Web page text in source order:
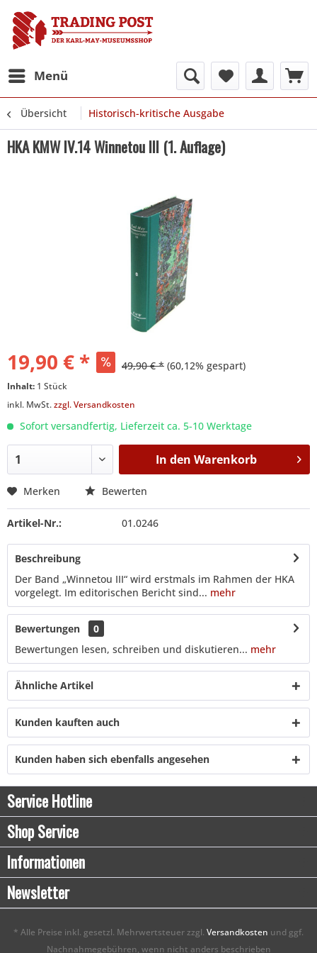
Menü
Übersicht Historisch-kritische Ausgabe
HKA KMW IV.14 Winnetou III (1. Auflage)
19,90 € * 49,90 € * (60,12% gespart)
Inhalt: 1 Stück
inkl. MwSt.zzgl. Versandkosten
Sofort versandfertig, Lieferzeit ca. 5-10 Werktage
In den Warenkorb
Merken Bewerten
Artikel-Nr.: 01.0246
Beschreibung
Der Band „Winnetou III“ wird erstmals im Rahmen der HKA
vorgelegt. Im editorischen Bericht sind... mehr
Bewertungen
0
Bewertungen lesen, schreiben und diskutieren... mehr
Ähnliche Artikel
Kunden kauften auch
Kunden haben sich ebenfalls angesehen
Service Hotline
Shop Service
Informationen
Newsletter
* Alle Preise inkl. gesetzl. Mehrwertsteuer zzgl. Versandkosten und ggf.
Nachnahmegebühren, wenn nicht anders beschrieben